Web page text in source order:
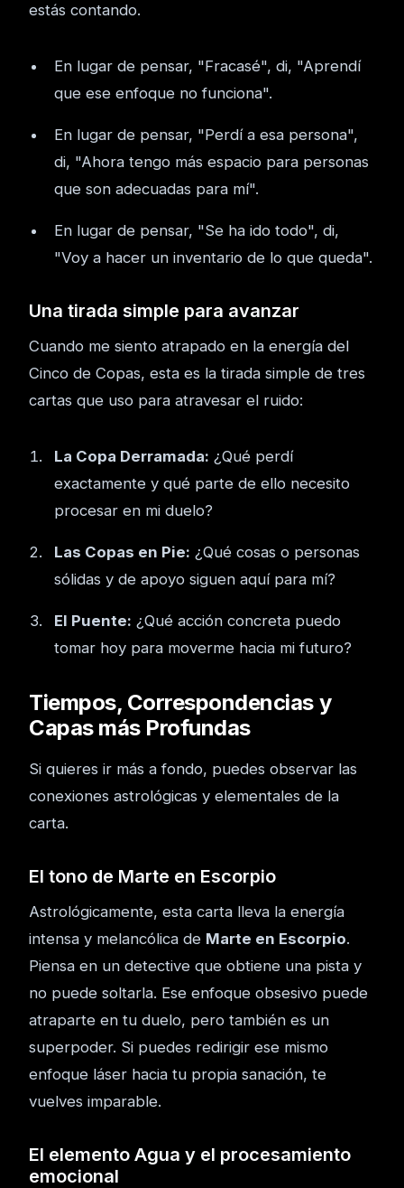
estás contando.
En lugar de pensar, "Fracasé", di, "Aprendí
que ese enfoque no funciona".
En lugar de pensar, "Perdí a esa persona",
di, "Ahora tengo más espacio para personas
que son adecuadas para mí".
En lugar de pensar, "Se ha ido todo", di,
"Voy a hacer un inventario de lo que queda".
Una tirada simple para avanzar
Cuando me siento atrapado en la energía del
Cinco de Copas, esta es la tirada simple de tres
cartas que uso para atravesar el ruido:
La Copa Derramada: ¿Qué perdí
exactamente y qué parte de ello necesito
procesar en mi duelo?
Las Copas en Pie: ¿Qué cosas o personas
sólidas y de apoyo siguen aquí para mí?
El Puente: ¿Qué acción concreta puedo
tomar hoy para moverme hacia mi futuro?
Tiempos, Correspondencias y
Capas más Profundas
Si quieres ir más a fondo, puedes observar las
conexiones astrológicas y elementales de la
carta.
El tono de Marte en Escorpio
Astrológicamente, esta carta lleva la energía
intensa y melancólica de Marte en Escorpio.
Piensa en un detective que obtiene una pista y
no puede soltarla. Ese enfoque obsesivo puede
atraparte en tu duelo, pero también es un
superpoder. Si puedes redirigir ese mismo
enfoque láser hacia tu propia sanación, te
vuelves imparable.
El elemento Agua y el procesamiento
emocional